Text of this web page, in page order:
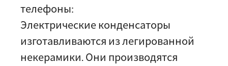
телефоны:
Электрические конденсаторы
изготавливаются из легированной
некерамики. Они производятся